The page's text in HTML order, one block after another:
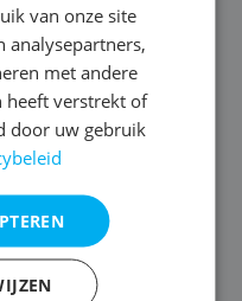
voren als het vocht
geval bedekken we de
zoals een
wordt gekenmerkt
water via allerlei
In deze put plaatsen
van sensoren en het
we definitief komaf
de noppenfolie brengen
van onze site
analysepartners,
met andere
heeft verstrekt of
door uw gebruik